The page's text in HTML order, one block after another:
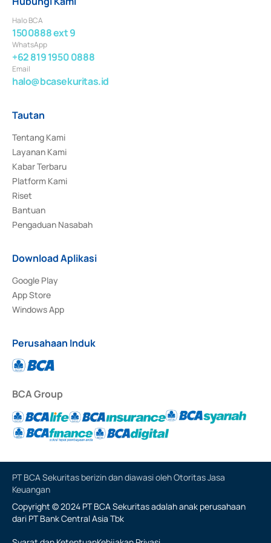
Halo BCA
1500888 ext 9
WhatsApp
+62 819 1950 0888
Email
halo@bcasekuritas.id
Tautan
Tentang Kami
Layanan Kami
Kabar Terbaru
Platform Kami
Riset
Bantuan
Pengaduan Nasabah
Download Aplikasi
Google Play
App Store
Windows App
Perusahaan Induk
BCA Group
PT BCA Sekuritas berizin dan diawasi oleh Otoritas Jasa
Keuangan
Copyright © 2024 PT BCA Sekuritas adalah anak perusahaan
dari PT Bank Central Asia Tbk